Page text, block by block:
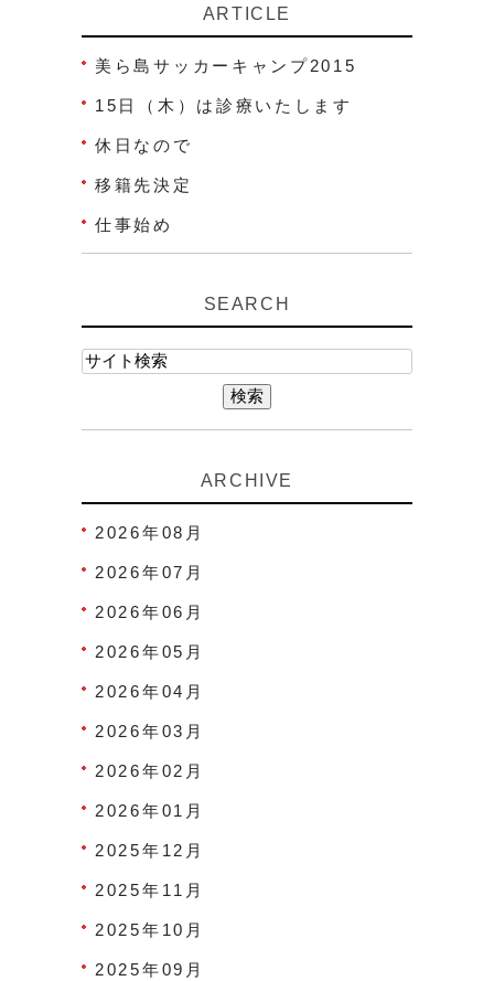
ARTICLE
美ら島サッカーキャンプ2015
15日（木）は診療いたします
休日なので
移籍先決定
仕事始め
SEARCH
ARCHIVE
2026年08月
2026年07月
2026年06月
2026年05月
2026年04月
2026年03月
2026年02月
2026年01月
2025年12月
2025年11月
2025年10月
2025年09月